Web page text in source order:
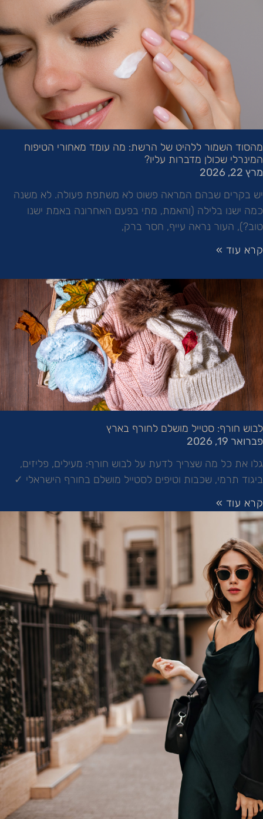
מהסוד השמור ללהיט של הרשת: מה עומד מאחורי הטיפוח
המינרלי שכולן מדברות עליו?
מרץ 22, 2026
יש בקרים שבהם המראה פשוט לא משתפת פעולה. לא משנה
כמה ישנו בלילה (והאמת, מתי בפעם האחרונה באמת ישנו
טוב?), העור נראה עייף, חסר ברק,
קרא עוד »
לבוש חורף: סטייל מושלם לחורף בארץ
פברואר 19, 2026
גלו את כל מה שצריך לדעת על לבוש חורף: מעילים, פליזים,
ביגוד תרמי, שכבות וטיפים לסטייל מושלם בחורף הישראלי ✓
קרא עוד »